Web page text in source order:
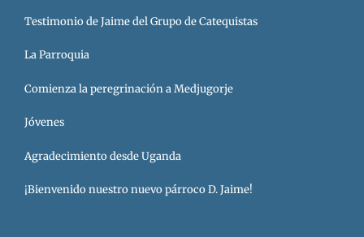
Testimonio de Jaime del Grupo de Catequistas
La Parroquia
Comienza la peregrinación a Medjugorje
Jóvenes
Agradecimiento desde Uganda
¡Bienvenido nuestro nuevo párroco D. Jaime!